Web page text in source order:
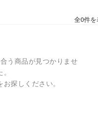
全0件
う商品が見つかりませ
探しください。